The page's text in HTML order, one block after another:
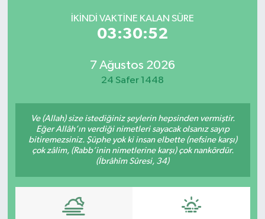
İKINDI VAKTİNE KALAN SÜRE
03:30:52
7 Ağustos 2026
24 Safer 1448
Ve (Allah) size istediğiniz şeylerin hepsinden vermiştir.
Eğer Allâh’ın verdiği nimetleri sayacak olsanız sayıp
bitiremezsiniz. Şüphe yok ki insan elbette (nefsine karşı)
çok zâlim, (Rabb’inin nimetlerine karşı) çok nankördür.
(İbrâhîm Sûresi, 34)
GÜNCEL
GÜNDEM
OTOMOBİL
Süper Lig Puan Durumu ve Fikstür
Tüm Manşetler
Haber Arşivi